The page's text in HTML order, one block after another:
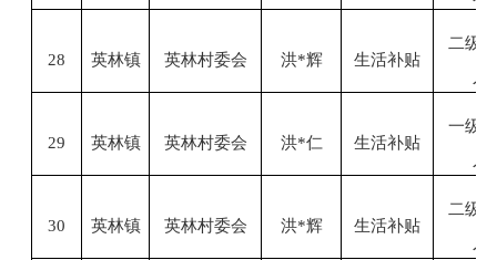
28 英林镇 英林村委会 洪*辉 生活补贴
二级
29 英林镇 英林村委会 洪*仁 生活补贴
一级
30 英林镇 英林村委会 洪*辉 生活补贴
二级